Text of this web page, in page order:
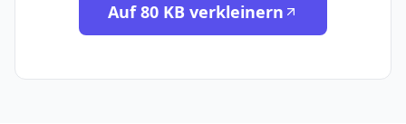
Auf 80 KB verkleinern